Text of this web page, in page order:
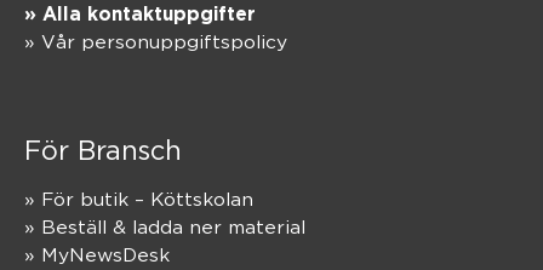
» Alla kontaktuppgifter
» Vår personuppgiftspolicy
För Bransch
» För butik – Köttskolan
» Beställ & ladda ner material
» MyNewsDesk